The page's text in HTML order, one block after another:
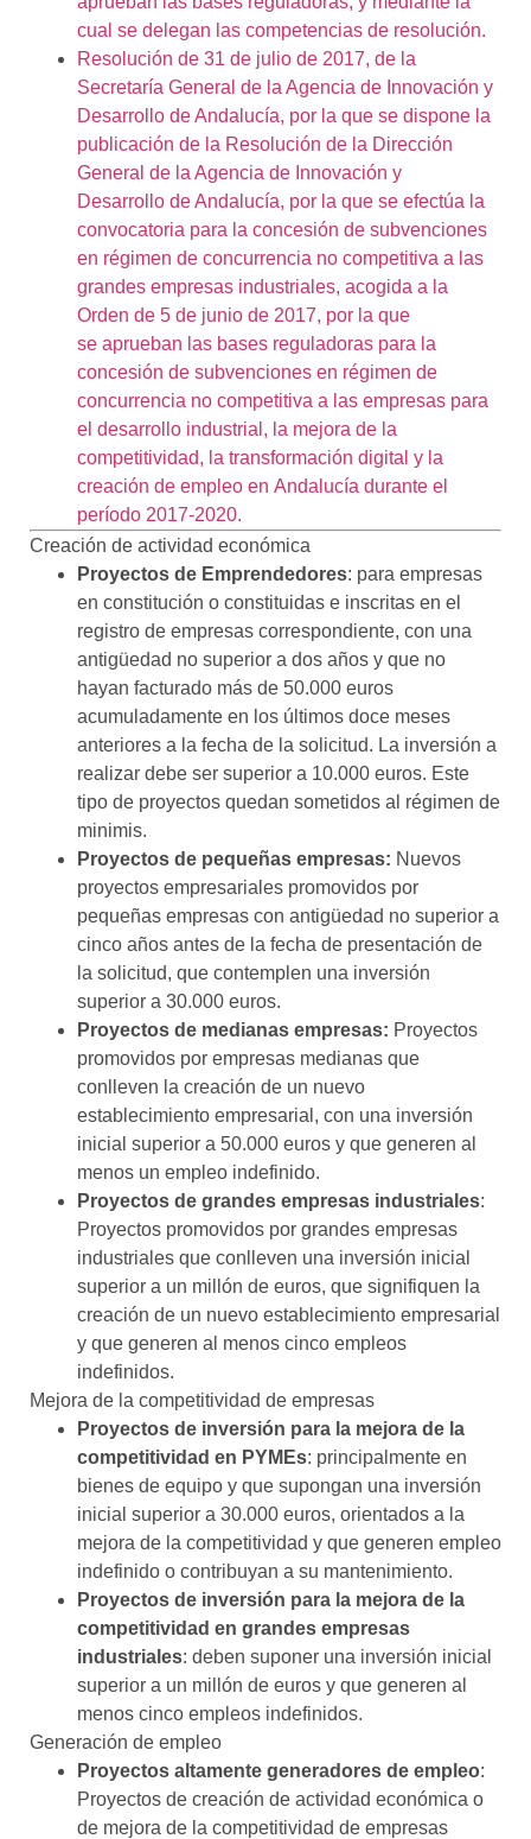
cual se delegan las competencias de resolución.
Resolución de 31 de julio de 2017, de la
Secretaría General de la Agencia de Innovación y
Desarrollo de Andalucía, por la que se dispone la
publicación de la Resolución de la Dirección
General de la Agencia de Innovación y
Desarrollo de Andalucía, por la que se efectúa la
convocatoria para la concesión de subvenciones
en régimen de concurrencia no competitiva a las
grandes empresas industriales, acogida a la
Orden de 5 de junio de 2017, por la que
se aprueban las bases reguladoras para la
concesión de subvenciones en régimen de
concurrencia no competitiva a las empresas para
el desarrollo industrial, la mejora de la
competitividad, la transformación digital y la
creación de empleo en Andalucía durante el
período 2017-2020.
Creación de actividad económica
Proyectos de Emprendedores: para empresas
en constitución o constituidas e inscritas en el
registro de empresas correspondiente, con una
antigüedad no superior a dos años y que no
hayan facturado más de 50.000 euros
acumuladamente en los últimos doce meses
anteriores a la fecha de la solicitud. La inversión a
realizar debe ser superior a 10.000 euros. Este
tipo de proyectos quedan sometidos al régimen de
minimis.
Proyectos de pequeñas empresas: Nuevos
proyectos empresariales promovidos por
pequeñas empresas con antigüedad no superior a
cinco años antes de la fecha de presentación de
la solicitud, que contemplen una inversión
superior a 30.000 euros.
Proyectos de medianas empresas: Proyectos
promovidos por empresas medianas que
conlleven la creación de un nuevo
establecimiento empresarial, con una inversión
inicial superior a 50.000 euros y que generen al
menos un empleo indefinido.
Proyectos de grandes empresas industriales:
Proyectos promovidos por grandes empresas
industriales que conlleven una inversión inicial
superior a un millón de euros, que signifiquen la
creación de un nuevo establecimiento empresarial
y que generen al menos cinco empleos
indefinidos.
Mejora de la competitividad de empresas
Proyectos de inversión para la mejora de la
competitividad en PYMEs: principalmente en
bienes de equipo y que supongan una inversión
inicial superior a 30.000 euros, orientados a la
mejora de la competitividad y que generen empleo
indefinido o contribuyan a su mantenimiento.
Proyectos de inversión para la mejora de la
competitividad en grandes empresas
industriales: deben suponer una inversión inicial
superior a un millón de euros y que generen al
menos cinco empleos indefinidos.
Generación de empleo
Proyectos altamente generadores de empleo:
Proyectos de creación de actividad económica o
de mejora de la competitividad de empresas